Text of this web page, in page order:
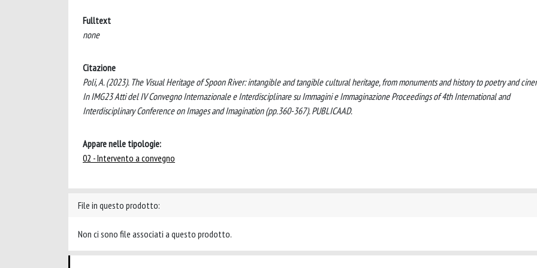
Fulltext
none
Citazione
Poli, A. (2023). The Visual Heritage of Spoon River: intangible and tangible cultural heritage, from monuments and history to poetry and
In IMG23 Atti del IV Convegno Internazionale e Interdisciplinare su Immagini e Immaginazione Proceedings of 4th International and
Interdisciplinary Conference on Images and Imagination (pp.360-367). PUBLICAAD.
Appare nelle tipologie:
02 - Intervento a convegno
File in questo prodotto:
Non ci sono file associati a questo prodotto.